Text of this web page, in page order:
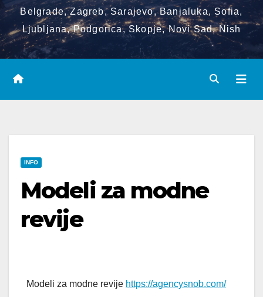
Belgrade, Zagreb, Sarajevo, Banjaluka, Sofia,
Ljubljana, Podgorica, Skopje, Novi Sad, Nish
INFO
Modeli za modne
revije
Modeli za modne revije https://agencysnob.com/